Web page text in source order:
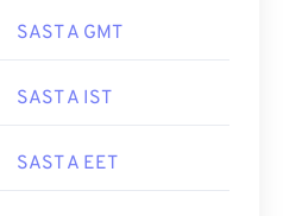
SAST A GMT
SAST A IST
SAST A EET